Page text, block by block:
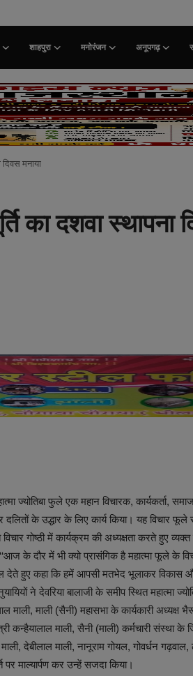
शाहपुरा मनोरंजन अनूपगढ़
दिवस मनाया
का दशवा स्थापना
ज्योतिबा फुले एक महान विचारक, कार्यकर्ता,
के उद्धार के लिए कार्य किया। यह विचार फूले
गोष्ठी में कार्यक्रम की अध्यक्षता करते हुए
के दौर में भी क्यो प्रासंगिक है महात्मा फूले के
देते हुए कहा कि हमें आपसी मतभेद भूलाकर विकास
ने देवरिया बालाजी के समीप स्थित महात्मा
माली (सैनी) महासभा के कार्यकारी अध्यक्ष
माली, सैनी (माली) कर्मचारी संस्था के
देबीलाल माली, नानूराम गोयल, गोवर्धन
पर माल्यार्पण कर उन्हें सजदा किया।